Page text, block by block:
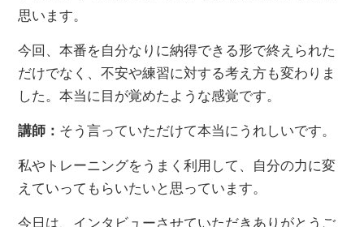
思います。
今回、本番を自分なりに納得できる形で終えられた
だけでなく、不安や練習に対する考え方も変わりま
した。本当に目が覚めたような感覚です。
講師： そう言っていただけて本当にうれしいです。
私やトレーニングをうまく利用して、自分の力に変
えていってもらいたいと思っています。
今日は、インタビューさせていただきありがとうご